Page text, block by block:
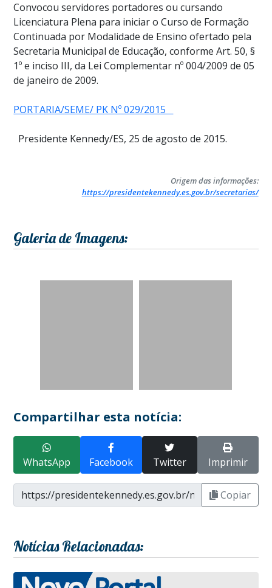
Convocou servidores portadores ou cursando
Licenciatura Plena para iniciar o Curso de Formação
Continuada por Modalidade de Ensino ofertado pela
Secretaria Municipal de Educação, conforme Art. 50, §
1º e inciso III, da Lei Complementar nº 004/2009 de 05
de janeiro de 2009.
PORTARIA/SEME/ PK Nº 029/2015
Presidente Kennedy/ES, 25 de agosto de 2015.
Origem das informações:
https://presidentekennedy.es.gov.br/secretarias/
Galeria de Imagens:
Compartilhar esta notícia:
WhatsApp Facebook Twitter Imprimir
Copiar
Notícias Relacionadas: